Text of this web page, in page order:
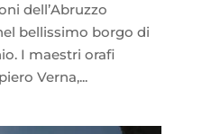
dell’Abruzzo
bellissimo borgo di
I maestri orafi
Verna,...